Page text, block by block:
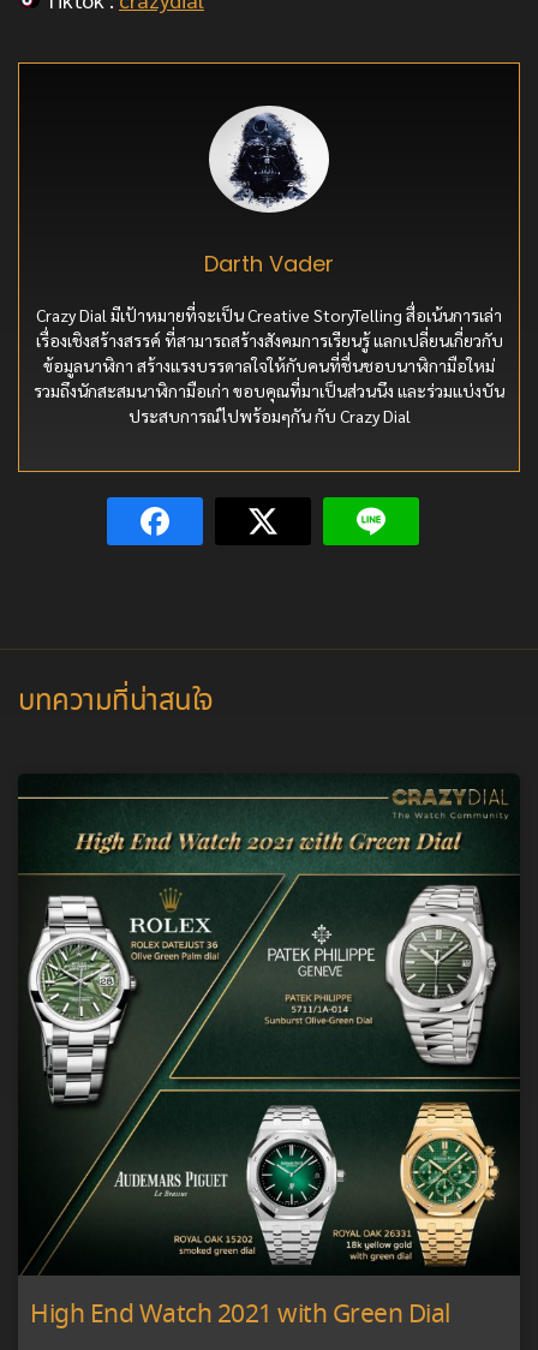
Darth Vader
Crazy Dial มีเป้าหมายที่จะเป็น Creative StoryTelling สื่อเน้นการเล่า
เรื่องเชิงสร้างสรรค์ ที่สามารถสร้างสังคมการเรียนรู้ แลกเปลี่ยนเกี่ยวกับ
ข้อมูลนาฬิกา สร้างแรงบรรดาลใจให้กับคนที่ชื่นชอบนาฬิกามือใหม่
รวมถึงนักสะสมนาฬิกามือเก่า ขอบคุณที่มาเป็นส่วนนึง และร่วมแบ่งบัน
ประสบการณ์ไปพร้อมๆกัน กับ Crazy Dial
บทความที่น่าสนใจ
High End Watch 2021 with Green Dial